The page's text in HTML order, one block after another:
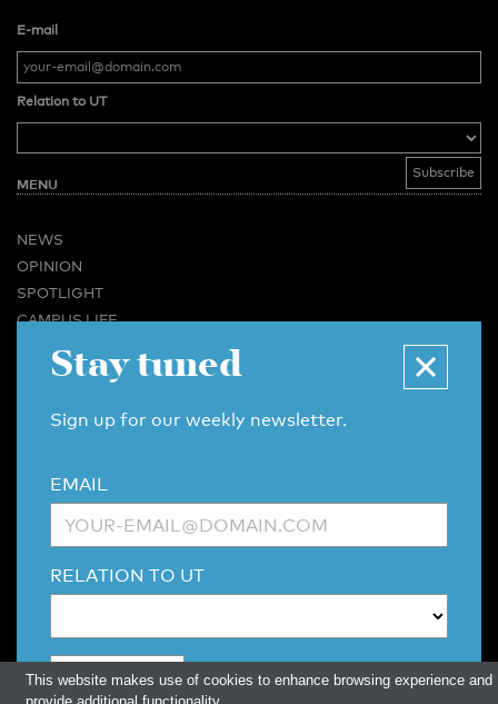
E-mail
Relation to UT
MENU
NEWS
OPINION
SPOTLIGHT
CAMPUS LIFE
BUSINESS & CAREER
CONTACT
ARCHIVE
MORE
LINKS
DISCLAIMER / COPYRIGHT REDACTIESTATUUT/EDITORIAL STATUTE
Stay tuned
Sign up for our weekly newsletter.
EMAIL
RELATION TO UT
This website makes use of cookies to enhance browsing experience and